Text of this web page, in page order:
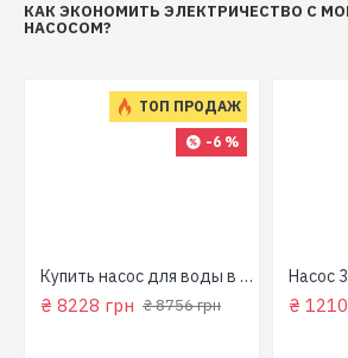
Рыбные хозяйства
Насосные установки с
Рабочее колесо:алюминиевый
Диффузор:
КАК ЭКОНОМИТЬ ЭЛЕКТРИЧЕСТВО С
НАСОСОМ?
ТОП ПРОДАЖ
-6 %
Купить насос для воды в колодец (800 Вт, напор: 43м, производит: 90 л/мин) GARDEN 1000-4-Robot "NPO"
₴ 8228 грн ₴ 8756 грн ₴